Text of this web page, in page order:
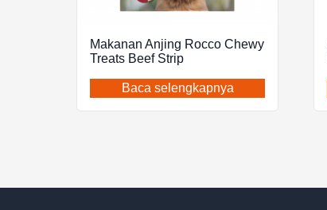
Makanan Anjing Rocco Chewy
Treats Beef Strip
Baca selengkapnya